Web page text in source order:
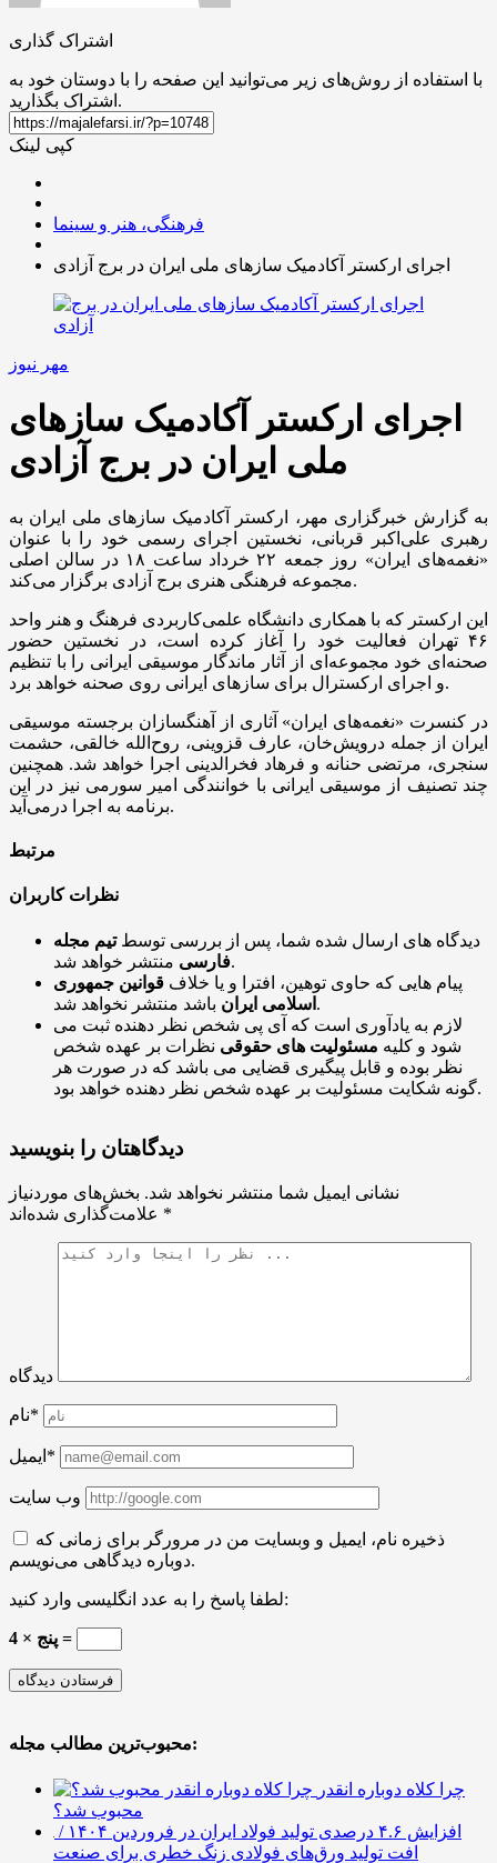
اشتراک گذاری
با استفاده از روش‌های زیر می‌توانید این صفحه را با دوستان خود به
اشتراک بگذارید.
کپی لینک
فرهنگی، هنر و سینما
اجرای ارکستر آکادمیک سازهای ملی ایران در برج آزادی
مهر نیوز
اجرای ارکستر آکادمیک سازهای
ملی ایران در برج آزادی
به گزارش خبرگزاری مهر، ارکستر آکادمیک سازهای ملی ایران به
رهبری علی‌اکبر قربانی، نخستین اجرای رسمی خود را با عنوان
«نغمه‌های ایران» روز جمعه ۲۲ خرداد ساعت ۱۸ در سالن اصلی
مجموعه فرهنگی هنری برج آزادی برگزار می‌کند.
این ارکستر که با همکاری دانشگاه علمی‌کاربردی فرهنگ و هنر واحد
۴۶ تهران فعالیت خود را آغاز کرده است، در نخستین حضور
صحنه‌ای خود مجموعه‌ای از آثار ماندگار موسیقی ایرانی را با تنظیم
و اجرای ارکسترال برای سازهای ایرانی روی صحنه خواهد برد.
در کنسرت «نغمه‌های ایران» آثاری از آهنگسازان برجسته موسیقی
ایران از جمله درویش‌خان، عارف قزوینی، روح‌الله خالقی، حشمت
سنجری، مرتضی حنانه و فرهاد فخرالدینی اجرا خواهد شد. همچنین
چند تصنیف از موسیقی ایرانی با خوانندگی امیر سورمی نیز در این
برنامه به اجرا درمی‌آید.
مرتبط
نظرات کاربران
دیدگاه های ارسال شده شما، پس از بررسی توسطتیم مجله
فارسیمنتشر خواهد شد.
پیام هایی که حاوی توهین، افترا و یا خلاف قوانین جمهوری
اسلامی ایران باشد منتشر نخواهد شد.
لازم به یادآوری است که آی پی شخص نظر دهنده ثبت می
شود و کلیه مسئولیت های حقوقی نظرات بر عهده شخص
نظر بوده و قابل پیگیری قضایی می باشد که در صورت هر
گونه شکایت مسئولیت بر عهده شخص نظر دهنده خواهد بود.
دیدگاهتان را بنویسید
نشانی ایمیل شما منتشر نخواهد شد. بخش‌های موردنیاز
*
دیدگاه
نام*
ایمیل*
وب سایت
ذخیره نام، ایمیل و وبسایت من در مرورگر برای زمانی که
دوباره دیدگاهی می‌نویسم.
لطفا پاسخ را به عدد انگلیسی وارد کنید:
4 × پنج =
محبوب‌ترین مطالب مجله:
چرا کلاه دوباره انقدر
محبوب شد؟
افزایش ۴.۶ درصدی تولید فولاد ایران در فروردین ۱۴۰۴ /
افت تولید ورق‌های فولادی زنگ خطری برای صنعت